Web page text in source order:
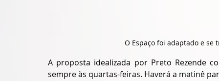
O Espaço foi adaptado e
A proposta idealizada por Preto Rezende
sempre às quartas-feiras. Haverá a matinê